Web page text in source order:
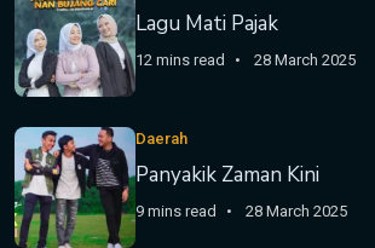
Lagu Mati Pajak
12 mins read 28 March 2025
Daerah
Panyakik Zaman Kini
9 mins read 28 March 2025